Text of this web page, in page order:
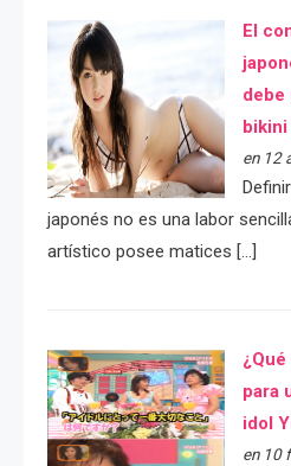
El
debe
bikini
en 12
japonés no es una labor
artístico posee matices […]
para
idol
en 10